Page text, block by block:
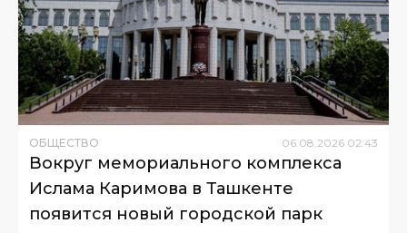
ОБЩЕСТВО 06.08.2026 02:43
Вокруг мемориального комплекса
Ислама Каримова в Ташкенте
появится новый городской парк